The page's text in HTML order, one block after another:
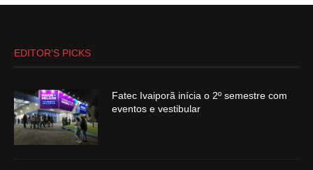
EDITOR’S PICKS
Fatec Ivaiporã inícia o 2º semestre com
eventos e vestibular